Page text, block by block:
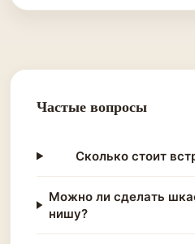
Частые вопросы
Сколько стоит
Можно ли сделать
нишу?